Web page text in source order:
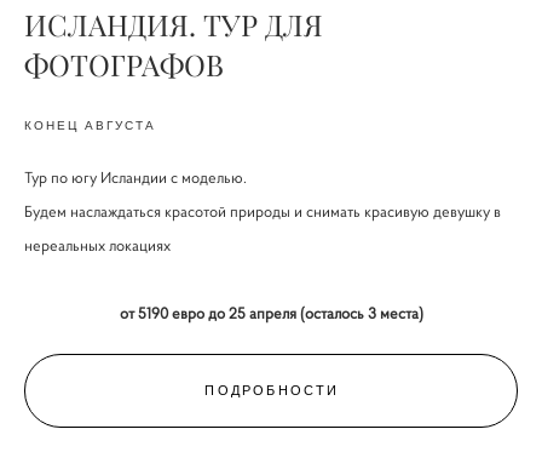
ИСЛАНДИЯ. ТУР ДЛЯ
ФОТОГРАФОВ
КОНЕЦ АВГУСТА
Тур по югу Исландии с моделью.
Будем наслаждаться красотой природы и снимать красивую девушку в
нереальных локациях
от 5190 евро до 25 апреля (осталось 3 места)
ПОДРОБНОСТИ